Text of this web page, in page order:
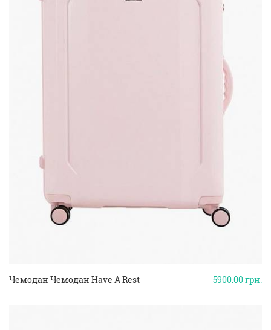
5900.00грн.
Чемодан Чемодан Have A Rest